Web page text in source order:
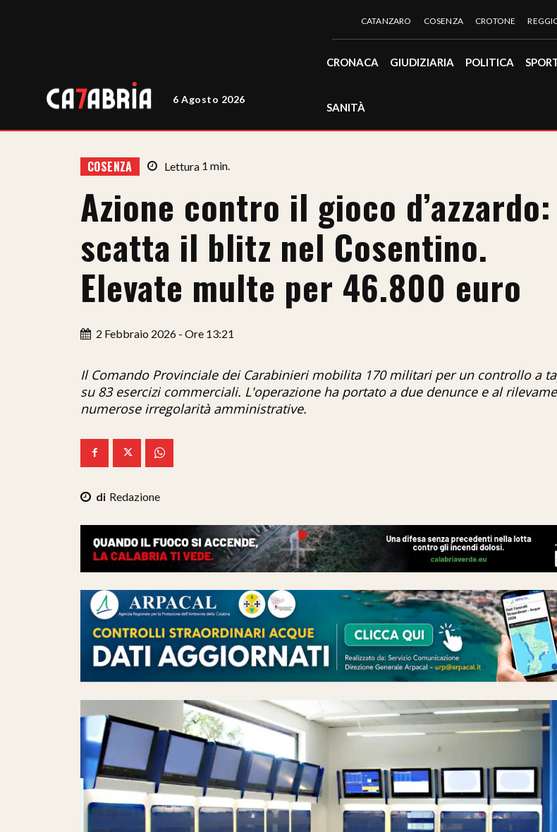
6 Agosto 2026
CATANZARO COSENZA CROTONE
CRONACA GIUDIZIARIA POLITICA
SANITÀ
COSENZA Lettura 1 min.
Azione contro il gioco d’azzardo:
scatta il blitz nel Cosentino.
Elevate multe per 46.800 euro
2 Febbraio 2026 - Ore 13:21
Il Comando Provinciale dei Carabinieri mobilita 170 militari per un controllo a
su 83 esercizi commerciali. L'operazione ha portato a due denunce e al
numerose irregolarità amministrative.
Redazione